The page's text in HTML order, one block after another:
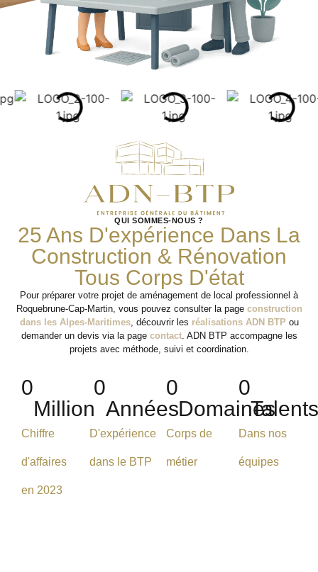
QUI SOMMES-NOUS ?
25 Ans D'expérience Dans La
Construction & Rénovation
Tous Corps D'état
Pour préparer votre projet de aménagement de local professionnel à
Roquebrune-Cap-Martin, vous pouvez consulter la page construction
dans les Alpes-Maritimes, découvrir les réalisations ADN BTP ou
demander un devis via la page contact. ADN BTP accompagne les
projets avec méthode, suivi et coordination.
Chiffre
d'affaires
en 2023
0
Million
D'expérience
dans le BTP
0
Années
Corps de
métier
0
Domaines
Dans nos
équipes
0
Talents